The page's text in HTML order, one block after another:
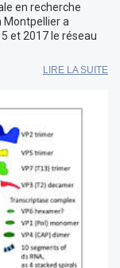
en recherche
Montpellier a
et 2017 le réseau
LIRE LA SUITE